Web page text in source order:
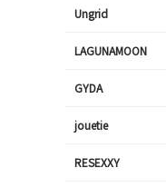
Ungrid
LAGUNAMOON
GYDA
jouetie
RESEXXY